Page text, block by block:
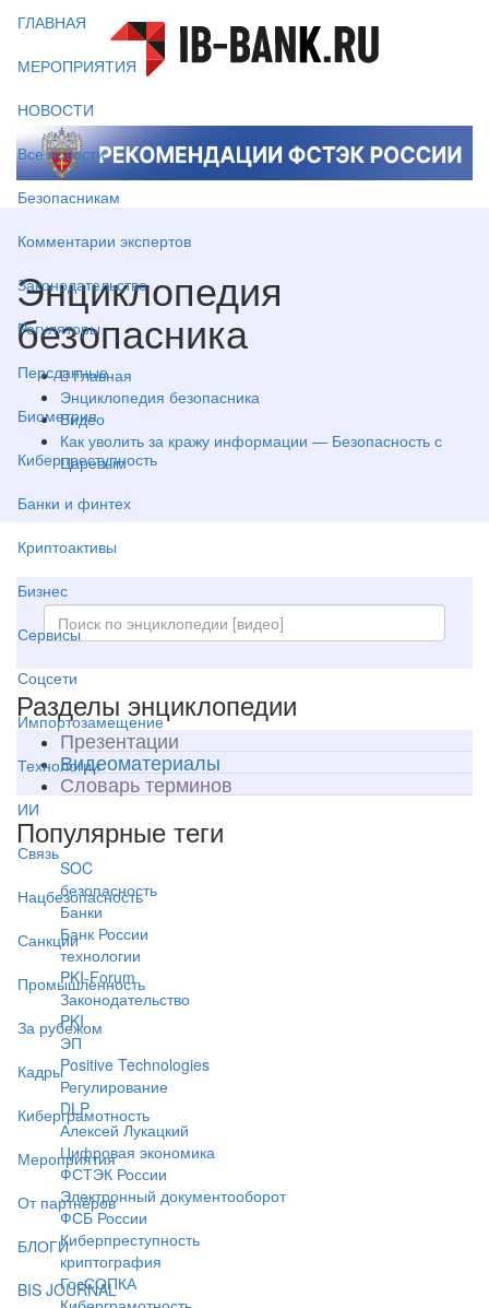
ГЛАВНАЯ
МЕРОПРИЯТИЯ
НОВОСТИ
Все новости
Безопасникам
Комментарии экспертов
Законодательство
Регуляторы
Персданные
Биометрия
Киберпреступность
Банки и финтех
Криптоактивы
Бизнес
Сервисы
Соцсети
Импортозамещение
Технологии
ИИ
Связь
Нацбезопасность
Санкции
Промышленность
За рубежом
Кадры
Киберграмотность
Мероприятия
От партнёров
БЛОГИ
BIS JOURNAL
Энциклопедия
безопасника
Главная
Энциклопедия безопасника
Видео
Как уволить за кражу информации — Безопасность с
Царевым
Разделы энциклопедии
Презентации
Видеоматериалы
Словарь терминов
Популярные теги
SOC
безопасность
Банки
Банк России
технологии
PKI-Forum
Законодательство
PKI
ЭП
Positive Technologies
Регулирование
DLP
Алексей Лукацкий
Цифровая экономика
ФСТЭК России
Электронный документооборот
ФСБ России
Киберпреступность
криптография
ГосСОПКА